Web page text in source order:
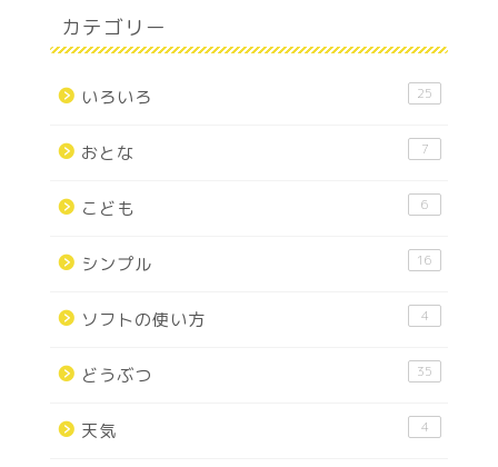
カテゴリー
いろいろ 25
おとな 7
こども 6
シンプル 16
ソフトの使い方 4
どうぶつ 35
天気 4